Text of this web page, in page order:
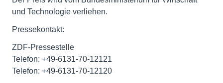
und Technologie verliehen.
Pressekontakt:
ZDF-Pressestelle
Telefon: +49-6131-70-12121
Telefon: +49-6131-70-12120